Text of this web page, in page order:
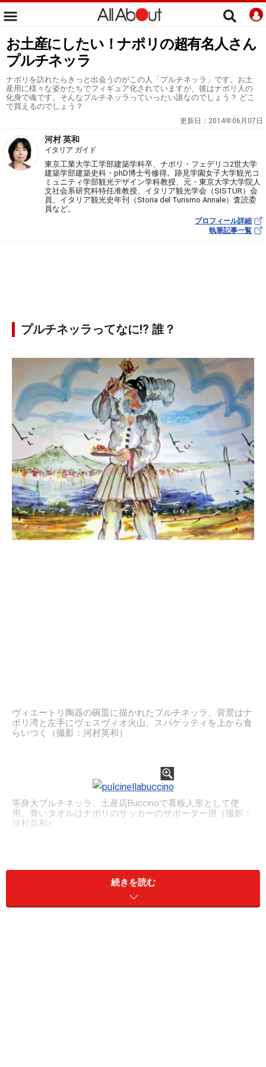
お土産にしたい！ナポリの超有名人さん
プルチネッラ
ナポリを訪れたらきっと出会うのがこの人「プルチネッラ」です。お土
産用に様々な姿かたちでフィギュア化されていますが、彼はナポリ人の
化身で魂です。そんなプルチネッラっていったい誰なのでしょう？ どこ
で買えるのでしょう？
更新日： 2014年06月07日
河村 英和
イタリア ガイド
東京工業大学工学部建築学科卒、ナポリ・フェデリコ2世大学
建築学部建築史科・phD博士号修得。跡見学園女子大学観光コ
ミュニティ学部観光デザイン学科教授、元・東京大学大学院人
文社会系研究科特任准教授、イタリア観光学会（SISTUR）会
員、イタリア観光史年刊（Storia del Turismo Annale）査読委
員など。
プロフィール詳細
執筆記事一覧
プルチネッラってなに!? 誰？
ヴィエートリ陶器の碗皿に描かれたプルチネッラ、背景はナ
ポリ湾と左手にヴェスヴィオ火山、スパゲッティを上から食
らいつく（撮影：河村英和）
等身大プルチネッラ、土産店Buccinoで看板人形として使
用、青いタオルはナポリのサッカーのサポーター用（撮影：
河村英和）
（Pulcinella）です。もしプルチネッラに出会わなけれ
ば、本当のナポリを見たとはいえないでしょう。プルチ
続きを読む